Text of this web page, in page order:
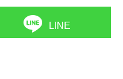
LINE